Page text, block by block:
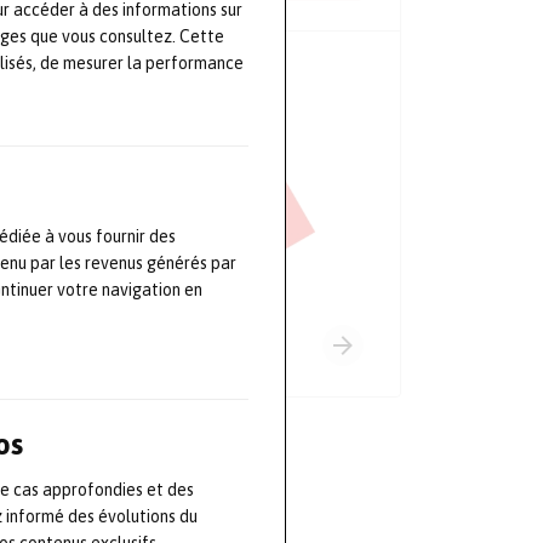
accéder à des informations sur
que vous consultez. Cette
de mesurer la performance
à vous fournir des
par les revenus générés par
votre navigation en
cas approfondies et des
informé des évolutions du
PRINCIPAUX PARTENAIRES